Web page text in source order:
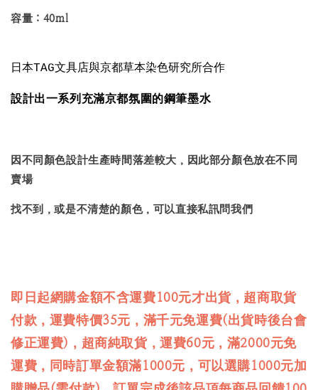
容量：40ml
日本TAG文具店與京都草本染色研究所合作
設計出一系列充滿京都氛圍的鋼筆墨水
因不同顏色設計生產時間落差較大，因此部分顏色放在不同
賣場
找不到，或是不清楚的顏色，可以直接私訊問我們
即日起網購金額不含運費100元才出貨，超商取貨
付款，運費特價35元，滿千元免運費(出貨時後台會
修正運費)，超商純取貨，運費60元，滿2000元免
運費，同時訂單金額滿1000元，可以選購1000元加